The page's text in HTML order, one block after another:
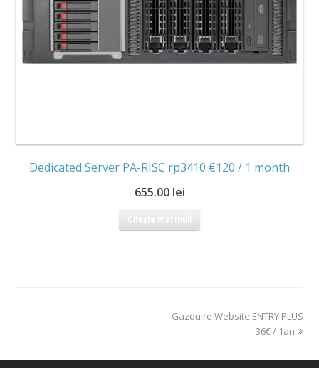
Dedicated Server PA-RISC rp3410 €120 / 1 month
655.00 lei
Citește mai mult
Gazduire Website ENTRY PLUS
36€ / 1an